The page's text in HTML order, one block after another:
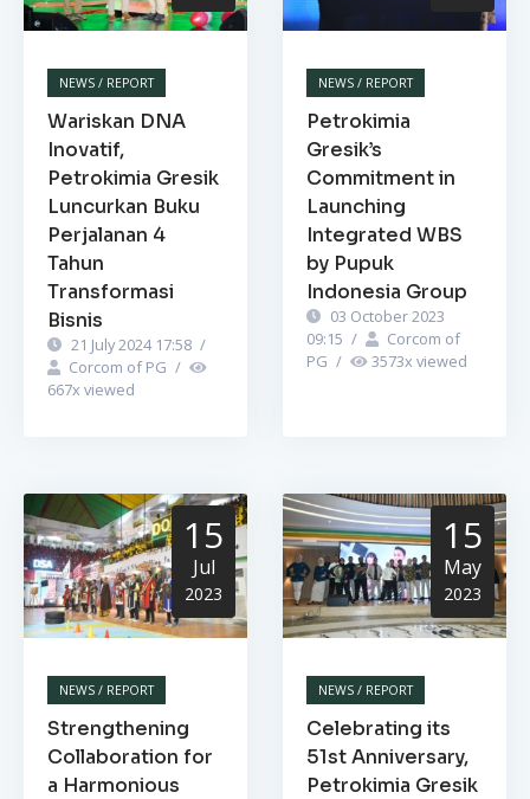
NEWS / REPORT
Wariskan DNA
Inovatif,
Petrokimia Gresik
Luncurkan Buku
Perjalanan 4
Tahun
Transformasi
Bisnis
21 July 2024 17:58 /
Corcom of PG /
667x viewed
NEWS / REPORT
Petrokimia
Gresik’s
Commitment in
Launching
Integrated WBS
by Pupuk
Indonesia Group
03 October 2023
09:15 /
Corcom of
PG / 3573x viewed
15
Jul
2023
NEWS / REPORT
Strengthening
Collaboration for
a Harmonious
15
May
2023
NEWS / REPORT
Celebrating its
51st Anniversary,
Petrokimia Gresik